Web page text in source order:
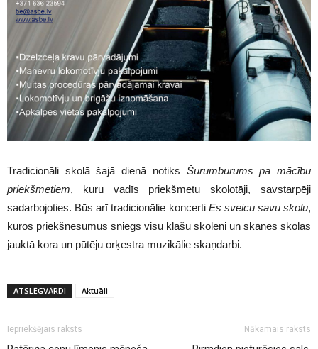
Tradicionāli skolā šajā dienā notiks Šurumburums pa mācību
priekšmetiem, kuru vadīs priekšmetu skolotāji, savstarpēji
sadarbojoties. Būs arī tradicionālie koncerti Es sveicu savu skolu,
kuros priekšnesumus sniegs visu klašu skolēni un skanēs skolas
jauktā kora un pūtēju orķestra muzikālie skaņdarbi.
ATSLĒGVĀRDI Aktuāli
Iepriekšējais raksts Nākamais raksts